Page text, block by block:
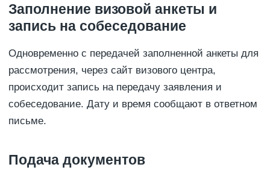
Заполнение визовой анкеты и
запись на собеседование
Одновременно с передачей заполненной анкеты для
рассмотрения, через сайт визового центра,
происходит запись на передачу заявления и
собеседование. Дату и время сообщают в ответном
письме.
Подача документов